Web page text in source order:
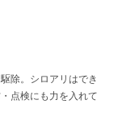
除。シロアリはでき
点検にも力を入れて